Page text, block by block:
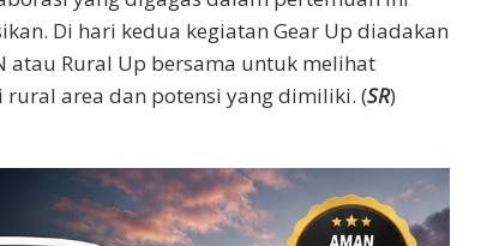
Di hari kedua kegiatan Gear Up diadakan
Rural Up bersama untuk melihat
area dan potensi yang dimiliki. (SR)